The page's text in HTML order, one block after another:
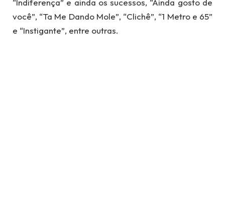
“Indiferença” e ainda ​os sucessos, “Ainda gosto de
você”, “Ta Me Dando Mole”, “Clichê”, “1 Metro e 65”
e “Instigante”, entre outras.